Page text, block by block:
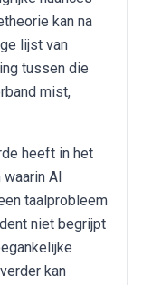
kan na
lijst van
tussen die
mist,
heeft in het
AI
taalprobleem
niet begrijpt
kan